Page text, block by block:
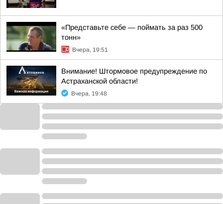
«Представьте себе — поймать за раз 500
тонн»
Вчера, 19:51
Внимание! Штормовое предупреждение по
Астраханской области!
Вчера, 19:48